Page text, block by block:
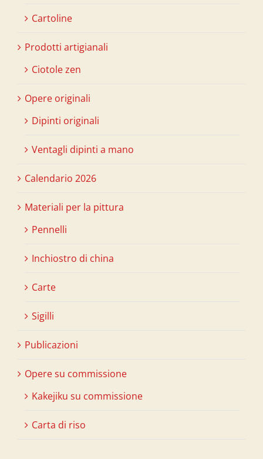
Cartoline
Prodotti artigianali
Ciotole zen
Opere originali
Dipinti originali
Ventagli dipinti a mano
Calendario 2026
Materiali per la pittura
Pennelli
Inchiostro di china
Carte
Sigilli
Publicazioni
Opere su commissione
Kakejiku su commissione
Carta di riso